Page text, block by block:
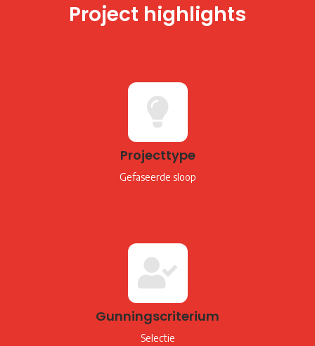
Project highlights
Projecttype
Gefaseerde sloop
Gunningscriterium
Selectie